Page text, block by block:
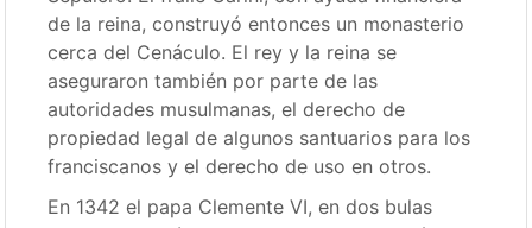
de la reina, construyó entonces un monasterio
cerca del Cenáculo. El rey y la reina se
aseguraron también por parte de las
autoridades musulmanas, el derecho de
propiedad legal de algunos santuarios para los
franciscanos y el derecho de uso en otros.
En 1342 el papa Clemente VI, en dos bulas